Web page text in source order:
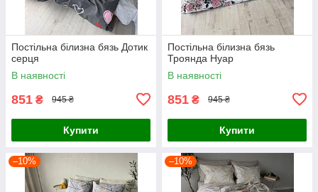
Постільна білизна бязь Дотик
серця
В наявності
851 ₴ 945 ₴
Купити
Постільна білизна бязь
Троянда Нуар
В наявності
851 ₴ 945 ₴
Купити
–10% –10%